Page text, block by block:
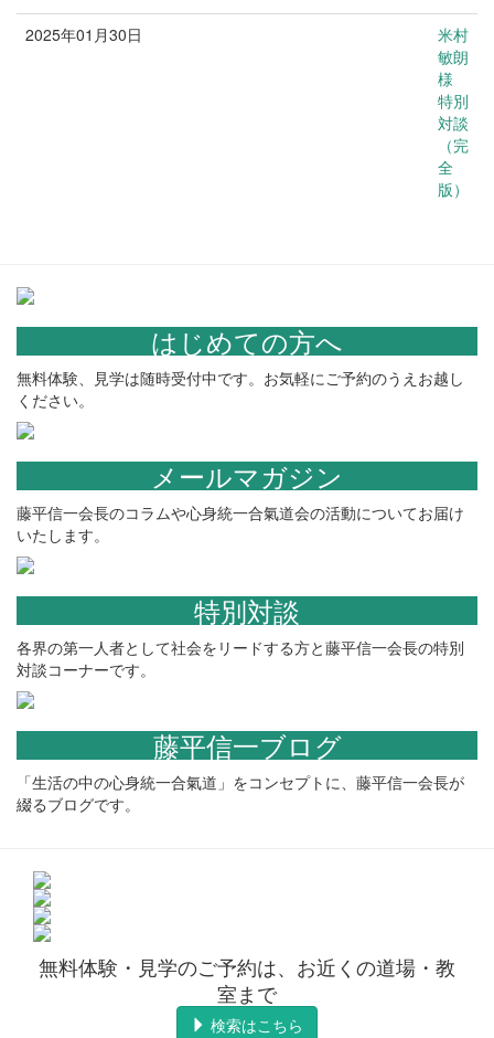
2025年01月30日
米村
敏朗
様
特別
対談
（完
全
版）
はじめての方へ
無料体験、見学は随時受付中です。お気軽にご予約のうえお越し
ください。
メールマガジン
藤平信一会長のコラムや心身統一合氣道会の活動についてお届け
いたします。
特別対談
各界の第一人者として社会をリードする方と藤平信一会長の特別
対談コーナーです。
藤平信一ブログ
「生活の中の心身統一合氣道」をコンセプトに、藤平信一会長が
綴るブログです。
無料体験・見学のご予約は、お近くの道場・教
室まで
検索はこちら